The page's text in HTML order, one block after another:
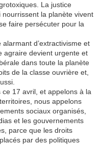
La justice
la planète vivent
faire persécuter pour la
d’extractivisme et
agraire devient urgente et
dans toute la planète
de la classe ouvrière et,
ce 17 avril, et appelons à la
nous appelons
sociaux organisés,
et les gouvernements
parce que les droits
par des politiques